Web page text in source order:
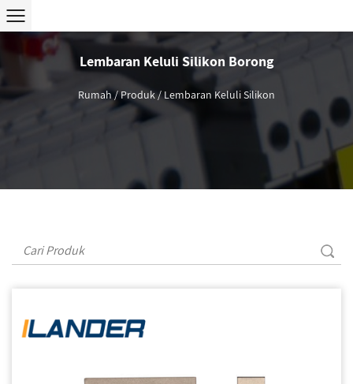
Lembaran Keluli Silikon Borong
Rumah/Produk/Lembaran Keluli Silikon